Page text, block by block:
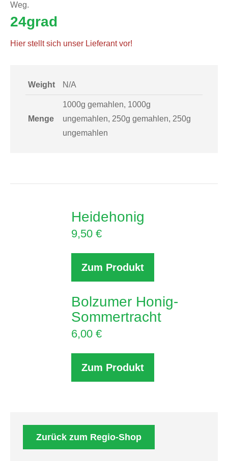
Weg.
24grad
Hier stellt sich unser Lieferant vor!
Weight N/A
Menge
1000g gemahlen, 1000g
ungemahlen, 250g gemahlen, 250g
ungemahlen
Heidehonig
9,50 €
Zum Produkt
Bolzumer Honig-
Sommertracht
6,00 €
Zum Produkt
Zurück zum Regio-Shop